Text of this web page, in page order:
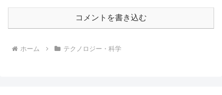
コメントを書き込む
ホーム テクノロジー・科学